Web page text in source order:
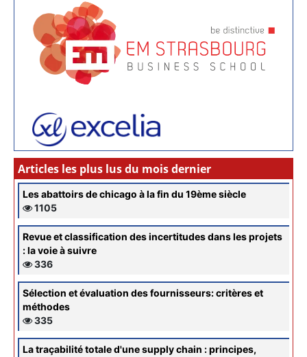
Articles les plus lus du mois dernier
Les abattoirs de chicago à la fin du 19ème siècle
1105
Revue et classification des incertitudes dans les projets
: la voie à suivre
336
Sélection et évaluation des fournisseurs: critères et
méthodes
335
La traçabilité totale d'une supply chain : principes,